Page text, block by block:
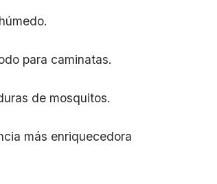
para caminatas.
de mosquitos.
más enriquecedora